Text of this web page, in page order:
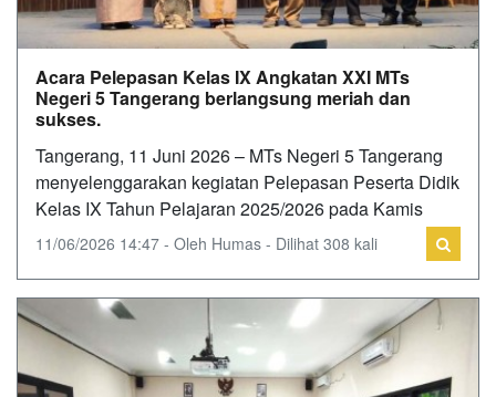
Acara Pelepasan Kelas IX Angkatan XXI MTs
Negeri 5 Tangerang berlangsung meriah dan
sukses.
Tangerang, 11 Juni 2026 – MTs Negeri 5 Tangerang
menyelenggarakan kegiatan Pelepasan Peserta Didik
Kelas IX Tahun Pelajaran 2025/2026 pada Kamis
11/06/2026 14:47 - Oleh Humas - Dilihat 308 kali